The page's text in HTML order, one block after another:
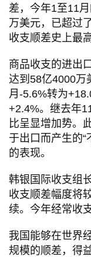
差，今年1至11
万美元，已超过
收支顺差史上最
商品收支的进出
达到58亿4000万
月-5.6%转为
+2.4%。继去年
比呈显增加势。
于出口而产生的
的表现。
韩银国际收支组
收支顺差幅度将
续。今年经常收
我国能够在世界
规模的顺差，得